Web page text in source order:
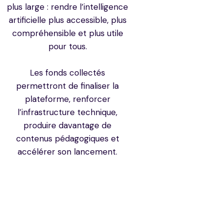
plus large : rendre l’intelligence
artificielle plus accessible, plus
compréhensible et plus utile
pour tous.
Les fonds collectés
permettront de finaliser la
plateforme, renforcer
l’infrastructure technique,
produire davantage de
contenus pédagogiques et
accélérer son lancement.